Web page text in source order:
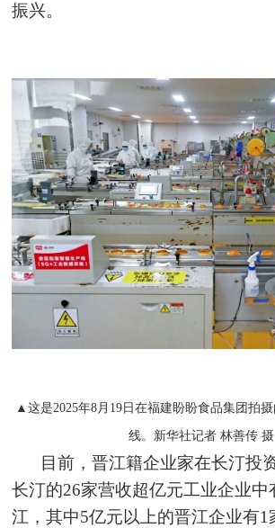
振兴。
▲这是2025年8月19日在福建盼盼食品集团拍
线。新华社记者 林善传 摄
目前，晋江籍企业家在长汀投
长汀的26家营收超亿元工业企业中
江，其中5亿元以上的晋江企业有1